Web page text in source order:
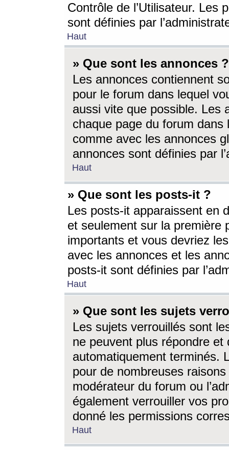
Contrôle de l’Utilisateur. Les
sont définies par
Haut
» Que sont les annonces ?
Les annonces contiennent
pour le forum dans lequel
aussi vite que possible. Les
chaque page du forum dans
comme avec les annonces
annonces sont définies par
Haut
» Que sont les posts-it ?
Les posts-it apparaissent en
et seulement sur la première
importants et vous devriez
avec les annonces et les
posts-it sont définies par
Haut
» Que sont les sujets
Les sujets verrouillés sont
ne peuvent plus répondre
automatiquement terminés.
pour de nombreuses
modérateur du forum ou
également verrouiller vos
donné les permissions
Haut